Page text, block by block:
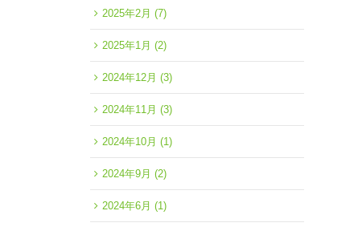
2025年2月 (7)
2025年1月 (2)
2024年12月 (3)
2024年11月 (3)
2024年10月 (1)
2024年9月 (2)
2024年6月 (1)